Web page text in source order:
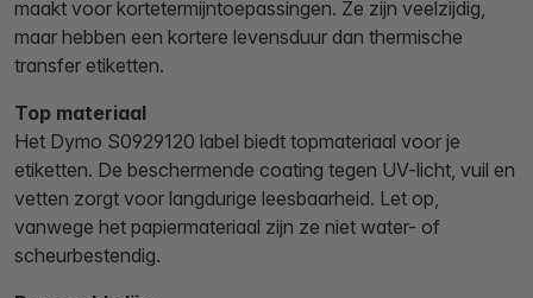
maakt voor kortetermijntoepassingen. Ze zijn veelzijdig,
maar hebben een kortere levensduur dan thermische
transfer etiketten.
Top materiaal
Het Dymo S0929120 label biedt topmateriaal voor je
etiketten. De beschermende coating tegen UV-licht, vuil en
vetten zorgt voor langdurige leesbaarheid. Let op,
vanwege het papiermateriaal zijn ze niet water- of
scheurbestendig.